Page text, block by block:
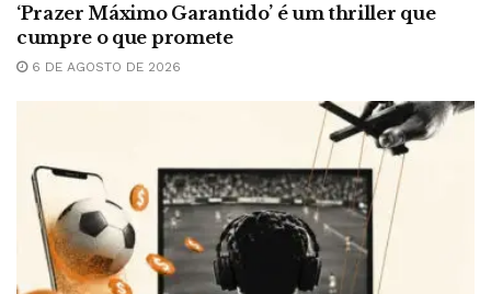
‘Prazer Máximo Garantido’ é um thriller que
cumpre o que promete
6 DE AGOSTO DE 2026